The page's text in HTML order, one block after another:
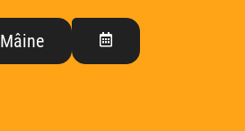
Mâine